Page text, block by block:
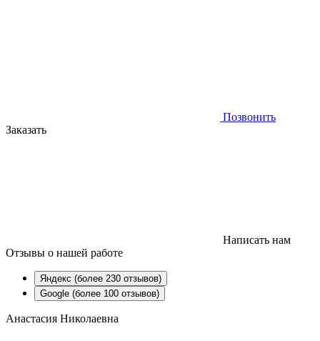
Позвонить
Заказать
Написать нам
Отзывы о нашей работе
Яндекс (более 230 отзывов)
Google (более 100 отзывов)
Анастасия Николаевна